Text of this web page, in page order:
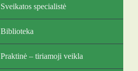
Sveikatos specialistė
Biblioteka
Praktinė – tiriamoji veikla